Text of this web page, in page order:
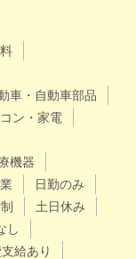
車・自動車部品
ン・家電
機器
日勤のみ
土日休み
し
給あり